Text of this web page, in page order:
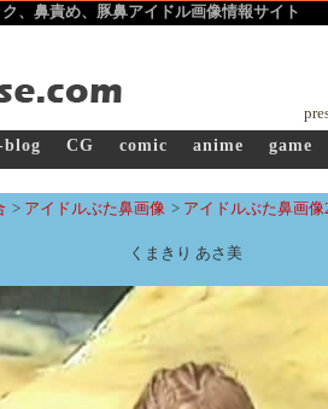
、鼻責め、豚鼻アイドル画像情報サイト
blog CG comic anime game
> アイドルぶた鼻画像 > アイドルぶた鼻画像
くまきり あさ美